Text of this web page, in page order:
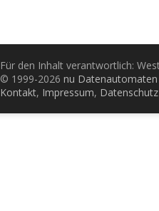
Für den Inhalt verantwortlich:
© 1999-2026 nu
Kontakt, Impressum, Datenschutz